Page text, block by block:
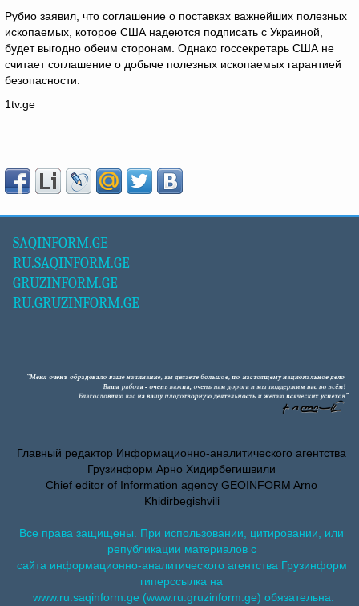
Рубио заявил, что соглашение о поставках важнейших полезных
ископаемых, которое США надеются подписать с Украиной,
будет выгодно обеим сторонам. Однако госсекретарь США не
считает соглашение о добыче полезных ископаемых гарантией
безопасности.
1tv.ge
SAQINFORM.GE
RU.SAQINFORM.GE
GRUZINFORM.GE
RU.GRUZINFORM.GE
Главный редактор Информационно-аналитического агентства
Грузинформ Арно Хидирбегишвили
Chief editor of Information agency GEOINFORM Arno
Khidirbegishvili
Все права защищены. При использовании, цитировании, или
републикации материалов с
сайта информационно-аналитического агентства Грузинформ
гиперссылка на
www.ru.saqinform.ge (www.ru.gruzinform.ge) обязательна.